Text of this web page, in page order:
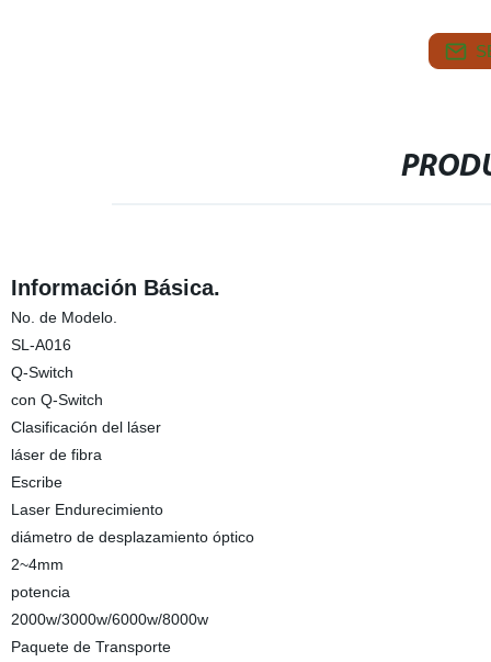
Información Básica.
No. de Modelo.
SL-A016
Q-Switch
con Q-Switch
Clasificación del láser
láser de fibra
Escribe
Laser Endurecimiento
diámetro de desplazamiento óptico
2~4mm
potencia
2000w/3000w/6000w/8000w
Paquete de Transporte